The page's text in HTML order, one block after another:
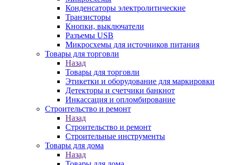
Конденсаторы электролитические
Транзисторы
Кнопки, выключатели
Разъемы USB
Микросхемы для источников питания
Товары для торговли
Назад
Товары для торговли
Этикетки и оборудование для маркировки
Детекторы и счетчики банкнот
Инкассация и опломбирование
Строительство и ремонт
Назад
Строительство и ремонт
Строительные инструменты
Товары для дома
Назад